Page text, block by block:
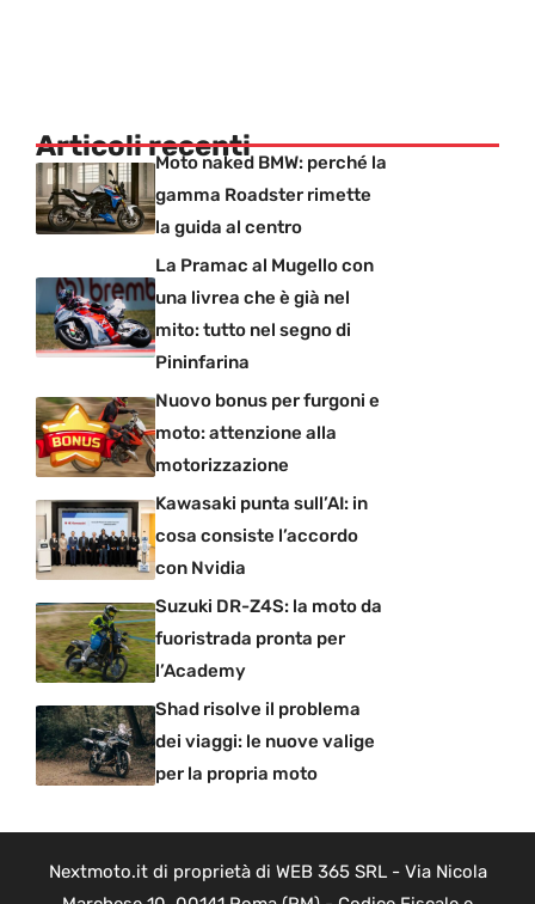
Articoli recentiMoto naked BMW: perché la
gamma Roadster rimette
la guida al centro
La Pramac al Mugello con
una livrea che è già nel
mito: tutto nel segno di
Pininfarina
Nuovo bonus per furgoni e
moto: attenzione alla
motorizzazione
Kawasaki punta sull’AI: in
cosa consiste l’accordo
con Nvidia
Suzuki DR-Z4S: la moto da
fuoristrada pronta per
l’Academy
Shad risolve il problema
dei viaggi: le nuove valige
per la propria moto
Nextmoto.it di proprietà di WEB 365 SRL - Via Nicola